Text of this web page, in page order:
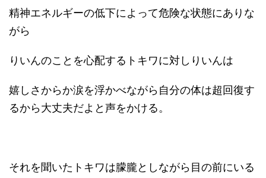
精神エネルギーの低下によって危険な状態にありな
がら
りいんのことを心配するトキワに対しりいんは
嬉しさからか涙を浮かべながら自分の体は超回復す
るから大丈夫だよと声をかける。
それを聞いたトキワは朦朧としながら目の前にいる